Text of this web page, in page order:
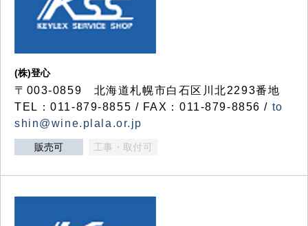
(株)登心
〒003-0859 北海道札幌市白石区川北2293番地
TEL：011-879-8855 / FAX：011-879-8856 / to
shin@wine.plala.or.jp
販売可 工事・取付可